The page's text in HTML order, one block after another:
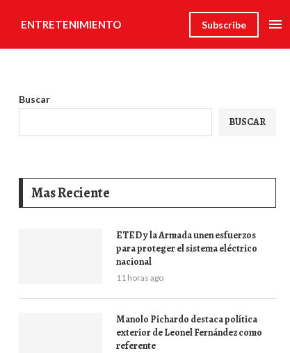
ENTRETENIMIENTO Subscribe
Buscar
BUSCAR
Mas Reciente
ETED y la Armada unen esfuerzos
para proteger el sistema eléctrico
nacional
11 horas ago
Manolo Pichardo destaca política
exterior de Leonel Fernández como
referente